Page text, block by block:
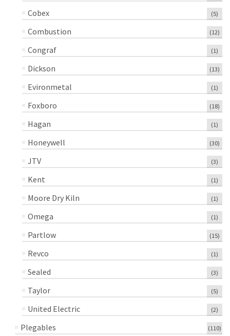
Cobex (5)
Combustion (12)
Congraf (1)
Dickson (13)
Evironmetal (1)
Foxboro (18)
Hagan (1)
Honeywell (30)
JTV (3)
Kent (1)
Moore Dry Kiln (1)
Omega (1)
Partlow (15)
Revco (1)
Sealed (3)
Taylor (5)
United Electric (2)
Plegables (110)